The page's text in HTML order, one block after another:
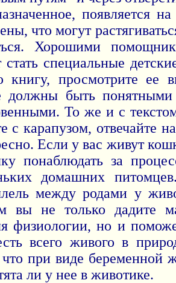
появляется
что могут
Хорошими
стать специальные
книгу, просмотрите ее
должны быть
То же и с
с карапузом, отвечайте
Если у вас живут
понаблюдать за
домашних
между родами у
вы не только дадите
физиологии, но и
всего живого в
что при виде беременной
ли у нее в животике.